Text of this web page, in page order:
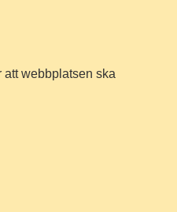
att webbplatsen ska